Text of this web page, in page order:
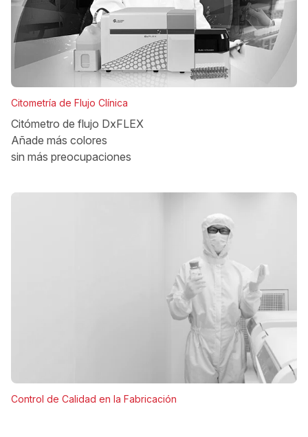
Citometría de Flujo Clínica
Citómetro de flujo DxFLEX
Añade más colores
sin más preocupaciones
Control de Calidad en la Fabricación